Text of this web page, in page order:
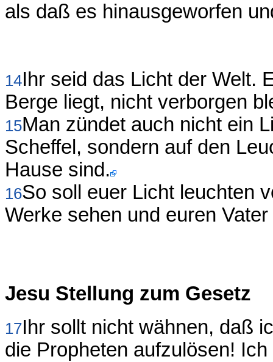
als daß es hinausgeworfen
14Ihr seid das Licht der Welt.
Berge liegt, nicht verborgen
15Man zündet auch nicht ein
Scheffel, sondern auf den
Hause sind.
16So soll euer Licht leuchten
Werke sehen und euren
Jesu Stellung zum Gesetz
17Ihr sollt nicht wähnen, daß
die Propheten aufzulösen!